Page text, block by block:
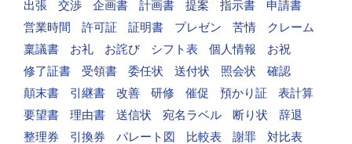
出張
交渉 企画書 計画書 提案 指示書
申請書
営業時間
許可証 証明書 プレゼン 苦情
クレーム
稟議書
お礼 お詫び シフト表 個人情報
お祝
修了証書
受領書 委任状 送付状 照会状
確認
顛末書
引継書 改善 研修 催促 預かり証
表計算
要望書
理由書 送信状 宛名ラベル 断り状
辞退
整理券
引換券 パレート図 比較表 謝罪
対比表